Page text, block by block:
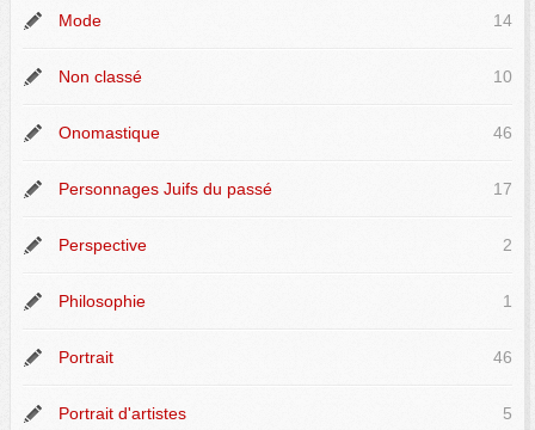
Mode 14
Non classé 10
Onomastique 46
Personnages Juifs du passé 17
Perspective 2
Philosophie 1
Portrait 46
Portrait d'artistes 5